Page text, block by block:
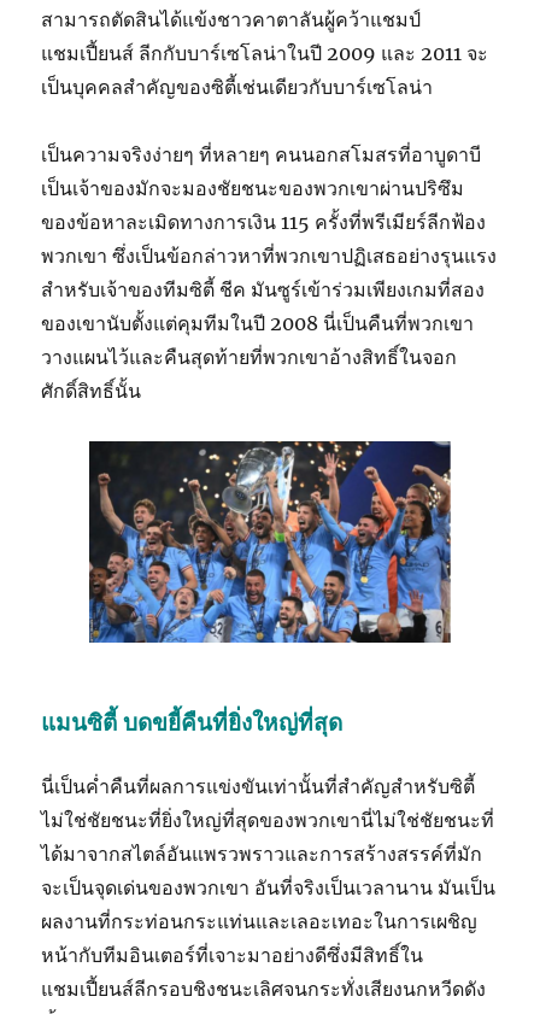
สามารถตัดสินได้แข้งชาวคาตาลันผู้คว้าแชมป์
แชมเปี้ยนส์ ลีกกับบาร์เซโลน่าในปี 2009 และ 2011 จะ
เป็นบุคคลสำคัญของซิตี้เช่นเดียวกับบาร์เซโลน่า
เป็นความจริงง่ายๆ ที่หลายๆ คนนอกสโมสรที่อาบูดาบี
เป็นเจ้าของมักจะมองชัยชนะของพวกเขาผ่านปริซึม
ของข้อหาละเมิดทางการเงิน 115 ครั้งที่พรีเมียร์ลีกฟ้อง
พวกเขา ซึ่งเป็นข้อกล่าวหาที่พวกเขาปฏิเสธอย่างรุนแรง
สำหรับเจ้าของทีมซิตี้ ชีค มันซูร์เข้าร่วมเพียงเกมที่สอง
ของเขานับตั้งแต่คุมทีมในปี 2008 นี่เป็นคืนที่พวกเขา
วางแผนไว้และคืนสุดท้ายที่พวกเขาอ้างสิทธิ์ในจอก
ศักดิ์สิทธิ์นั้น
แมนซิตี้ บดขยี้คืนที่ยิ่งใหญ่ที่สุด
นี่เป็นค่ำคืนที่ผลการแข่งขันเท่านั้นที่สำคัญสำหรับซิตี้
ไม่ใช่ชัยชนะที่ยิ่งใหญ่ที่สุดของพวกเขานี่ไม่ใช่ชัยชนะที่
ได้มาจากสไตล์อันแพรวพราวและการสร้างสรรค์ที่มัก
จะเป็นจุดเด่นของพวกเขา อันที่จริงเป็นเวลานาน มันเป็น
ผลงานที่กระท่อนกระแท่นและเลอะเทอะในการเผชิญ
หน้ากับทีมอินเตอร์ที่เจาะมาอย่างดีซึ่งมีสิทธิ์ใน
แชมเปี้ยนส์ลีกรอบชิงชนะเลิศจนกระทั่งเสียงนกหวีดดัง